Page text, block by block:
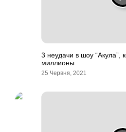
3 неудачи в шоу “Акула”,
миллионы
25 Червня, 2021